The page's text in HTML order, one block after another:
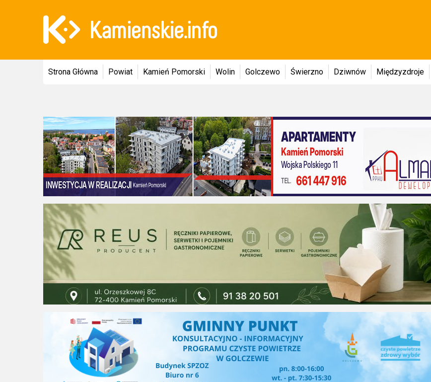
Strona Główna Powiat Kamień Pomorski Wolin Golczewo Świerzno Dziwnów Międzyzdroje